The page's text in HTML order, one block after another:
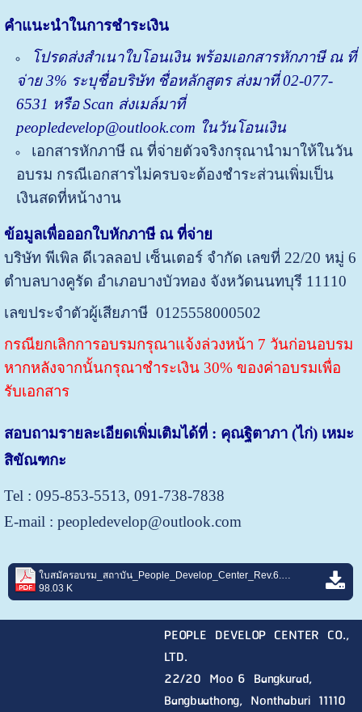
คำแนะนำในการชำระเงิน
โปรดส่งสำเนาใบโอนเงิน พร้อมเอกสารหักภาษี ณ ที่
จ่าย3% ระบุชื่อบริษัท ชื่อหลักสูตร ส่งมาที่02-077-
6531 หรือ Scan ส่งเมล์มาที่
peopledevelop@outlook.com ในวันโอนเงิน
เอกสารหักภาษี ณ ที่จ่ายตัวจริงกรุณานำมาให้ในวัน
อบรม กรณีเอกสารไม่ครบจะต้องชำระส่วนเพิ่มเป็น
เงินสดที่หน้างาน
ข้อมูลเพื่อออกใบหักภาษี ณ ที่จ่าย
บริษัท พีเพิล ดีเวลลอป เซ็นเตอร์ จำกัด เลขที่ 22/20 หมู่ 6
ตำบลบางคูรัด อำเภอบางบัวทอง จังหวัดนนทบุรี 11110
เลขประจำตัวผู้เสียภาษี 0125558000502
กรณียกเลิกการอบรมกรุณาแจ้งล่วงหน้า 7 วันก่อนอบรม
หากหลังจากนั้นกรุณาชำระเงิน 30% ของค่าอบรมเพื่อ
รับเอกสาร
สอบถามรายละเอียดเพิ่มเติมได้ที่ : คุณฐิตาภา (ไก่) เหมะ
สิขัณฑกะ
Tel : 095-853-5513, 091-738-7838
E-mail : peopledevelop@outlook.com
ใบสมัครอบรม_สถาบัน_People_Develop_Center_Rev.6.pdf
98.03 K
PEOPLE DEVELOP CENTER CO.,
LTD.
22/20 Moo 6 Bangkurad,
Bangbuathong, Nonthaburi 11110